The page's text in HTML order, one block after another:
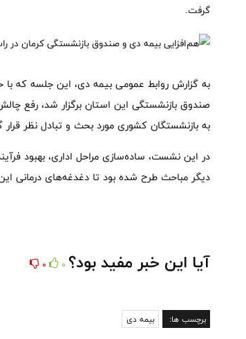
گرفت.
به گزارش روابط عمومی بیمه دی، این جلسه که با
صندوق بازنشستگی این استان برگزار شد، رفع
به بازنشستگان کشوری مورد بحث و تبادل نظر
در این نشست، ساده‌سازی مراحل اداری، بهبود
دیگر مباحث طرح شده بود تا دغدغه‌های درمانی
آیا این خبر مفید بود؟ 0
0
برچسب ها: بیمه دی